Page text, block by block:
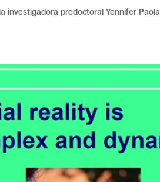
investigadora predoctoral Yennifer